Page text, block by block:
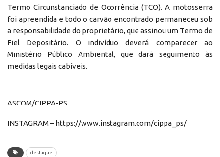
Termo Circunstanciado de Ocorrência (TCO). A motosserra
foi apreendida e todo o carvão encontrado permaneceu sob
a responsabilidade do proprietário, que assinou um Termo de
Fiel Depositário. O indivíduo deverá comparecer ao
Ministério Público Ambiental, que dará seguimento às
medidas legais cabíveis.
ASCOM/CIPPA-PS
INSTAGRAM – https://www.instagram.com/cippa_ps/
destaque